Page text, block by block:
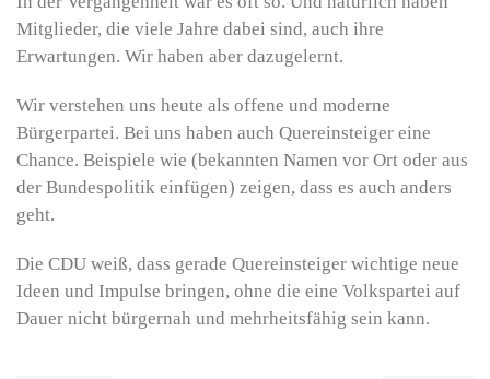
Mitglieder, die viele Jahre dabei sind, auch ihre
Erwartungen. Wir haben aber dazugelernt.
Wir verstehen uns heute als offene und moderne
Bürgerpartei. Bei uns haben auch Quereinsteiger eine
Chance. Beispiele wie (bekannten Namen vor Ort oder aus
der Bundespolitik einfügen) zeigen, dass es auch anders
geht.
Die CDU weiß, dass gerade Quereinsteiger wichtige neue
Ideen und Impulse bringen, ohne die eine Volkspartei auf
Dauer nicht bürgernah und mehrheitsfähig sein kann.